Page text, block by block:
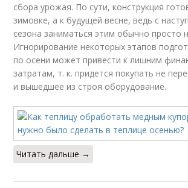
сбора урожая. По сути, конструкция
зимовке, а к будущей весне, ведь с
сезона заниматься этим обычно просто
Игнорирование некоторых этапов
по осени может привести к лишним
затратам, т. к. придется покупать не
и вышедшее из строя оборудование.
Читать дальше →